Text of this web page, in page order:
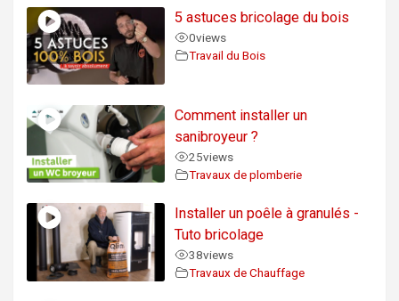
5 astuces bricolage du bois
0views
Travail du Bois
Comment installer un
sanibroyeur ?
25views
Travaux de plomberie
Installer un poêle à granulés -
Tuto bricolage
38views
Travaux de Chauffage